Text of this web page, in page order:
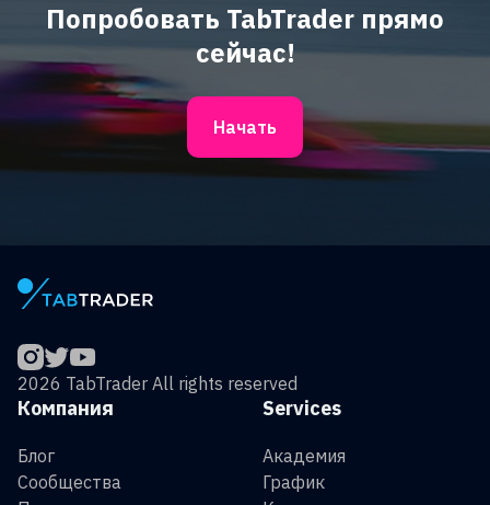
Попробовать TabTrader прямо
сейчас!
Начать
2026 TabTrader All rights reserved
Services
Академия
График
Компания
Блог
Сообщества